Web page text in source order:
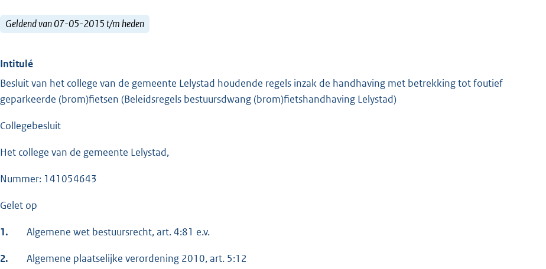
Geldend van 07-05-2015 t/m heden
Intitulé
Besluit van het college van de gemeente Lelystad houdende regels inzak de handhaving met betrekking tot foutief
geparkeerde (brom)fietsen (Beleidsregels bestuursdwang (brom)fietshandhaving Lelystad)
Collegebesluit
Het college van de gemeente Lelystad,
Nummer: 141054643
Gelet op
1. Algemene wet bestuursrecht, art. 4:81 e.v.
2. Algemene plaatselijke verordening 2010, art. 5:12